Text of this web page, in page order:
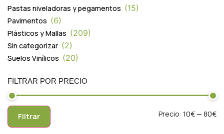
Pastas niveladoras y pegamentos 15
Pavimentos 6
Plásticos y Mallas 209
Sin categorizar 2
Suelos Vinílicos 20
FILTRAR POR PRECIO
Filtrar Precio: 10€— 80€